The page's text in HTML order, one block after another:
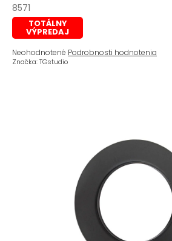
8571
TOTÁLNY
VÝPREDAJ
Priemerné
hodnotenie
Neohodnotené Podrobnosti hodnotenia
Značka:TGstudio